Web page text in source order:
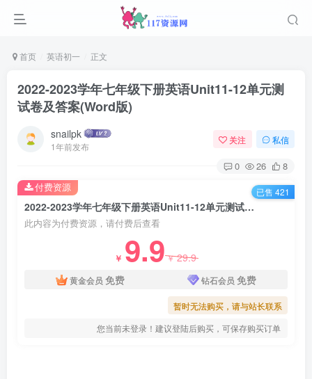
首页 英语初一 正文
2022-2023学年七年级下册英语Unit11-12单元测
试卷及答案(Word版)
snailpk
1年前发布
关注 私信
0 26 8
2022-2023学年七年级下册英语Unit11-12单元测试卷及答案(Word版)
此内容为付费资源，请付费后查看
￥ 9.9￥29.9
黄金会员 免费 钻石会员 免费
暂时无法购买，请与站长联系
您当前未登录！建议登陆后购买，可保存购买订单
付费资源 已售 421